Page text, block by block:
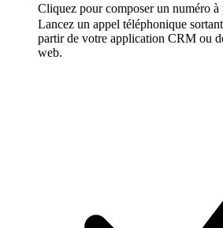
Cliquez pour composer un numéro
Lancez un appel téléphonique
partir de votre application CRM ou
web.